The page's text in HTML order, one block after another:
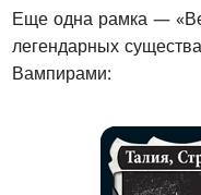
Еще одна рамка —
легендарных
Вампирами: